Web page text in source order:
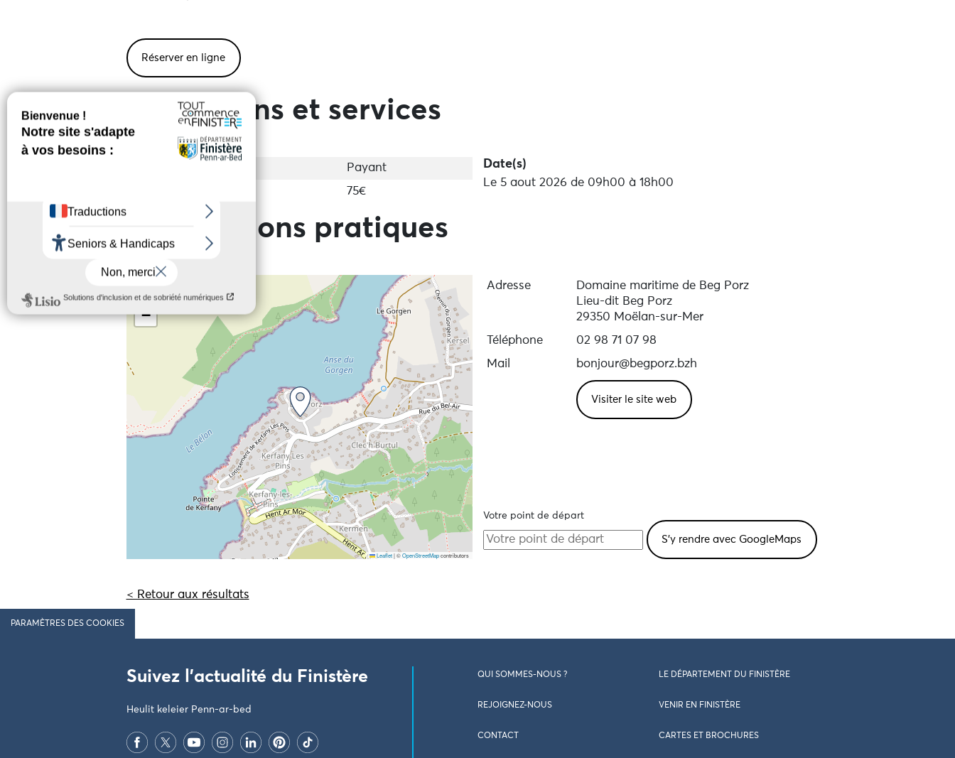
Réserver en ligne
Prestations et services
Payant
75€
Date(s)
Le 5 aout 2026 de 09h00 à 18h00
Informations pratiques
+
−
Leaflet |©OpenStreetMapcontributors
Adresse
Domaine maritime de Beg Porz
Lieu-dit Beg Porz
29350 Moëlan-sur-Mer
Téléphone
02 98 71 07 98
Mail
bonjour@begporz.bzh
Visiter le site web
Votre point de départ
< Retour aux résultats
PARAMÈTRES DES COOKIES
Suivez l'actualité du Finistère
Heulit keleier Penn-ar-bed
QUI SOMMES-NOUS ? LE DÉPARTEMENT DU FINISTÈRE
REJOIGNEZ-NOUS VENIR EN FINISTÈRE
CONTACT CARTES ET BROCHURES